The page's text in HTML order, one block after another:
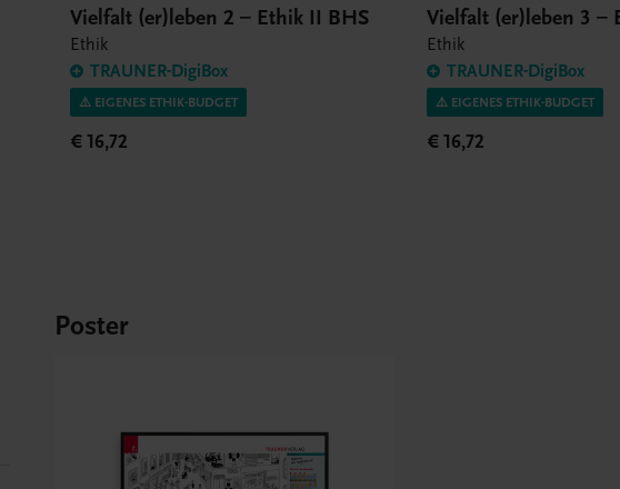
Vielfalt (er)leben 2 – Ethik II BHS
Ethik
TRAUNER-DigiBox
⚠️ EIGENES ETHIK-BUDGET
€ 16,72
Vielfalt (er)leben 3 –
Ethik
TRAUNER-DigiBox
⚠️ EIGENES ETHIK-BUDGET
€ 16,72
Poster